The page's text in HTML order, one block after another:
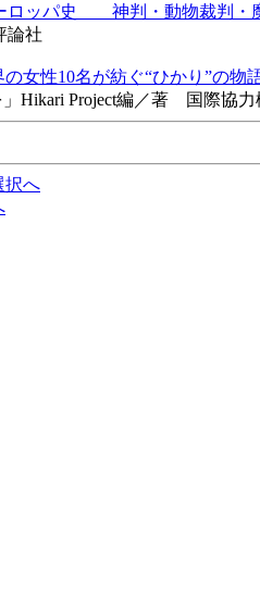
ーロッパ史 神判・動物裁判
論社
女性10名が紡ぐ“ひかり”の
Hikari Project編／著 国際協力
択へ